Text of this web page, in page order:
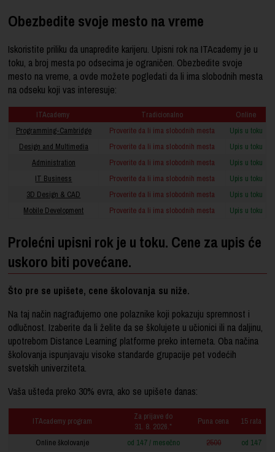
Obezbedite svoje mesto na vreme
Iskoristite priliku da unapredite karijeru. Upisni rok na ITAcademy je u
toku, a broj mesta po odsecima je ograničen. Obezbedite svoje
mesto na vreme, a ovde možete pogledati da li ima slobodnih mesta
na odseku koji vas interesuje:
ITAcademy Tradicionalno
Online
Programming-Cambridge
Proverite da li ima slobodnih mesta
Upis u toku
Design and Multimedia
Proverite da li ima slobodnih mesta
Upis u toku
Administration
Proverite da li ima slobodnih mesta
Upis u toku
IT Business
Proverite da li ima slobodnih mesta
Upis u toku
3D Design & CAD
Proverite da li ima slobodnih mesta
Upis u toku
Mobile Development
Proverite da li ima slobodnih mesta Upis u toku
Prolećni upisni rok je u toku. Cene za upis će
uskoro biti povećane.
Što pre se upišete, cene školovanja su niže.
Na taj način nagrađujemo one polaznike koji pokazuju spremnost i
odlučnost. Izaberite da li želite da se školujete u učionici ili na daljinu,
upotrebom Distance Learning platforme preko interneta. Oba načina
školovanja ispunjavaju visoke standarde grupacije pet vodećih
svetskih univerziteta.
Vaša ušteda preko 30% evra, ako se upišete danas:
ITAcademy program
Za prijave do
31. 8. 2026.*
Puna cena 15 rata
Online školovanje od 147 / mesečno 2500
od 147